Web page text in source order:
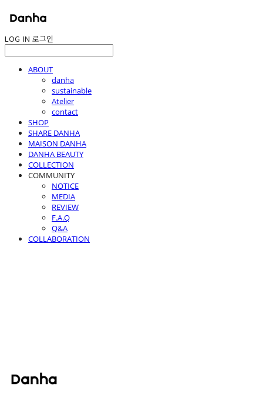
LOG IN 로그인
ABOUT
danha
sustainable
Atelier
contact
SHOP
SHARE DANHA
MAISON DANHA
DANHA BEAUTY
COLLECTION
COMMUNITY
NOTICE
MEDIA
REVIEW
F.A.Q
Q&A
COLLABORATION